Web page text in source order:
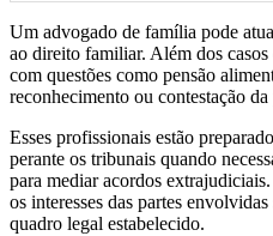
Um advogado de família pode
ao direito familiar. Além dos
com questões como pensão
reconhecimento ou contestação
Esses profissionais estão
perante os tribunais quando
para mediar acordos
os interesses das partes
quadro legal estabelecido.